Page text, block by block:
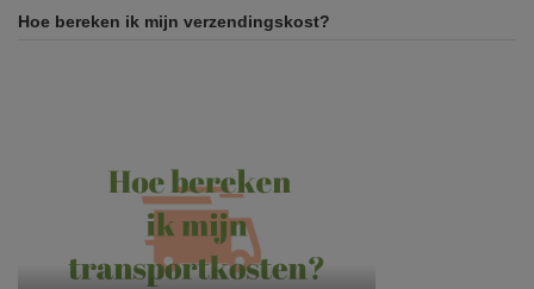
Hoe bereken ik mijn verzendingskost?